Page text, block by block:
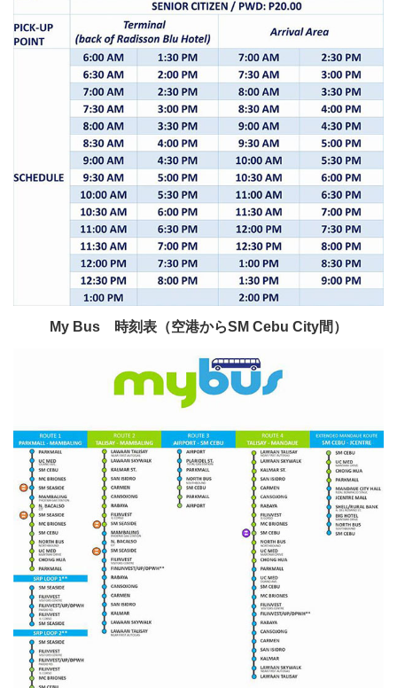
My Bus 時刻表（空港からSM Cebu City間）